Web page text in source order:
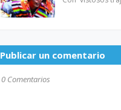
Publicar un comentario
0 Comentarios